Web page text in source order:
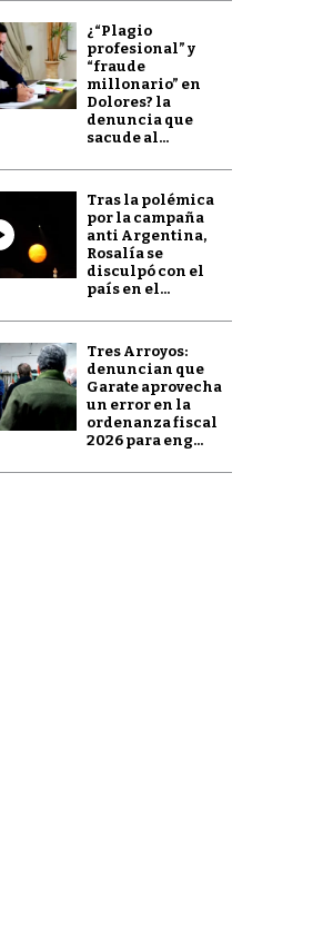
¿“Plagio
profesional” y
“fraude
millonario” en
Dolores? la
denuncia que
sacude al...
Tras la polémica
por la campaña
anti Argentina,
Rosalía se
disculpó con el
país en el...
Tres Arroyos:
denuncian que
Garate aprovecha
un error en la
ordenanza fiscal
2026 para eng...